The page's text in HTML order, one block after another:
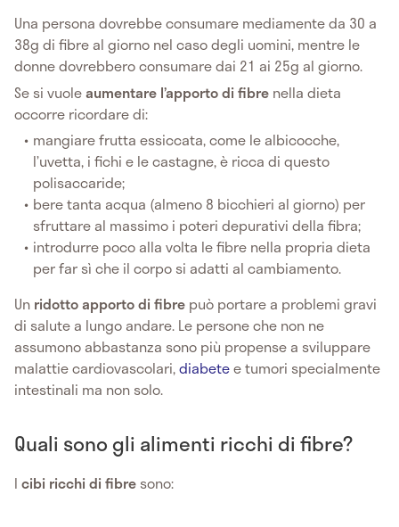
Una persona dovrebbe consumare mediamente da 30 a
38g di fibre al giorno nel caso degli uomini, mentre le
donne dovrebbero consumare dai 21 ai 25g al giorno.
Se si vuoleaumentare l’apporto di fibre nella dieta
occorre ricordare di:
mangiare frutta essiccata, come le albicocche,
l’uvetta, i fichi e le castagne, è ricca di questo
polisaccaride;
bere tanta acqua (almeno 8 bicchieri al giorno) per
sfruttare al massimo i poteri depurativi della fibra;
introdurre poco alla volta le fibre nella propria dieta
per far sì che il corpo si adatti al cambiamento.
Un ridotto apporto di fibre può portare a problemi gravi
di salute a lungo andare. Le persone che non ne
assumono abbastanza sono più propense a sviluppare
malattie cardiovascolari,diabetee tumori specialmente
intestinali ma non solo.
Quali sono gli alimenti ricchi di fibre?
I cibi ricchi di fibre sono: